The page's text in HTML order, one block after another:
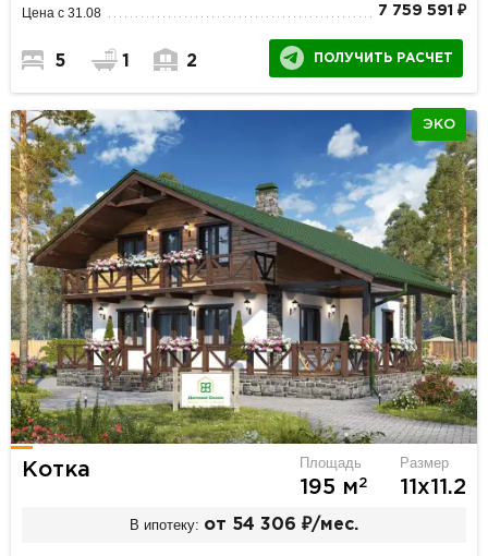
Цена с 31.08 7 759 591 ₽
5 1 2 ПОЛУЧИТЬ РАСЧЕТ
ЭКО
Котка Площадь
195 м2
Размер
11х11.2
В ипотеку: от 54 306 ₽/мес.